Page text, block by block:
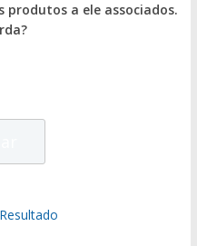
a ele associados.